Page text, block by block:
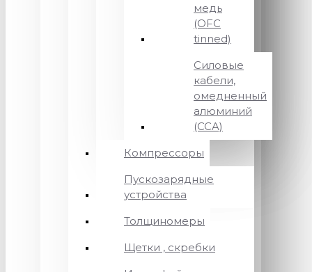
медь
(OFC
tinned)
Силовые
кабели,
омедненный
алюминий
(CCA)
Компрессоры
Пускозарядные
устройства
Толщиномеры
Щетки , скребки